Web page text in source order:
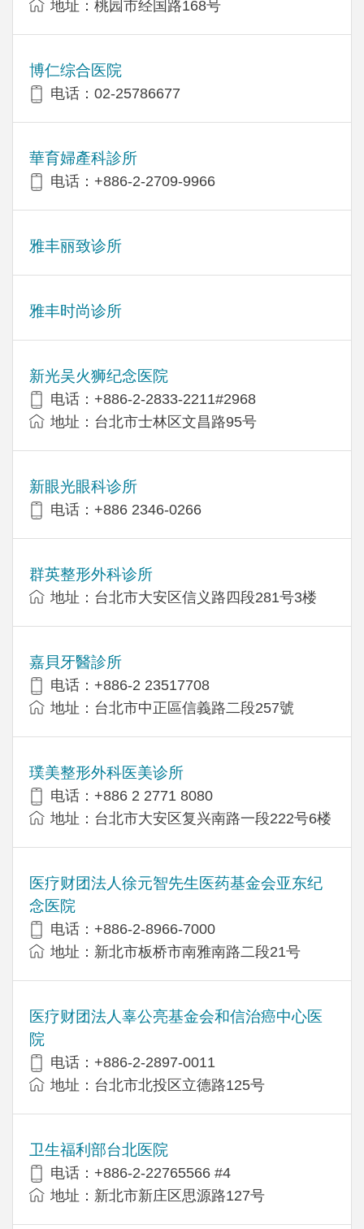
地址：桃园市经国路168号
博仁综合医院
电话：02-25786677
華育婦產科診所
电话：+886-2-2709-9966
雅丰丽致诊所
雅丰时尚诊所
新光吴火狮纪念医院
电话：+886-2-2833-2211#2968
地址：台北市士林区文昌路95号
新眼光眼科诊所
电话：+886 2346-0266
群英整形外科诊所
地址：台北市大安区信义路四段281号3楼
嘉貝牙醫診所
电话：+886-2 23517708
地址：台北市中正區信義路二段257號
璞美整形外科医美诊所
电话：+886 2 2771 8080
地址：台北市大安区复兴南路一段222号6楼
医疗财团法人徐元智先生医药基金会亚东纪
念医院
电话：+886-2-8966-7000
地址：新北市板桥市南雅南路二段21号
医疗财团法人辜公亮基金会和信治癌中心医
院
电话：+886-2-2897-0011
地址：台北市北投区立德路125号
卫生福利部台北医院
电话：+886-2-22765566 #4
地址：新北市新庄区思源路127号